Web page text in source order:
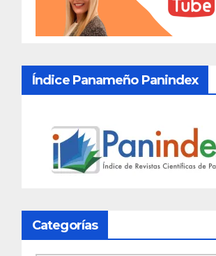
Índice Panameño Panindex
Categorías